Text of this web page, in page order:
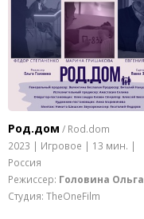
Род.дом / Rod.dom
2023 | Игровое | 13 мин. |
Россия
Режиссер: Головина Ольга
Студия: TheOneFilm